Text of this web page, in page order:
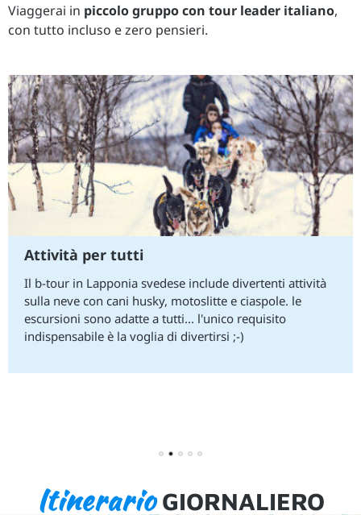
Viaggerai in piccolo gruppo con tour leader italiano,
con tutto incluso e zero pensieri.
Attività per tutti
Il b-tour in Lapponia svedese include divertenti attività
sulla neve con cani husky, motoslitte e ciaspole. le
escursioni sono adatte a tutti... l'unico requisito
indispensabile è la voglia di divertirsi ;-)
5
ItinerarioGIORNALIERO